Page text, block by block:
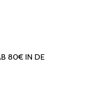
80€ IN DE